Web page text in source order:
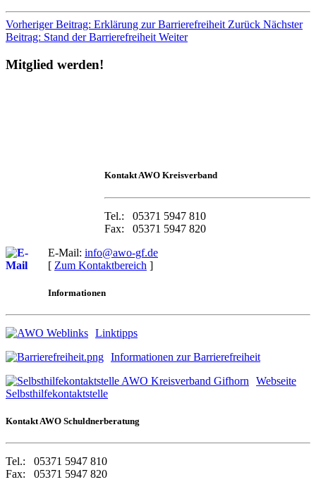
Vorheriger Beitrag: Erklärung zur Barrierefreiheit Zurück Nächster
Beitrag: Stand der Barrierefreiheit Weiter
Mitglied werden!
Kontakt AWO Kreisverband
Tel.: 05371 5947 810
Fax: 05371 5947 820
E-Mail: info@awo-gf.de
[ Zum Kontaktbereich ]
Informationen
Linktipps
Informationen zur Barrierefreiheit
Webseite
Selbsthilfekontaktstelle
Kontakt AWO Schuldnerberatung
Tel.: 05371 5947 810
Fax: 05371 5947 820